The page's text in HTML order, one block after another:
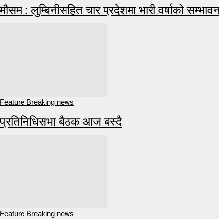
मौसम : लुम्बिनीसहित चार प्रदेशमा भारी वर्षाको
Feature Breaking news
प्रतिनिधिसभा बैठक आज बस्दै
Feature Breaking news